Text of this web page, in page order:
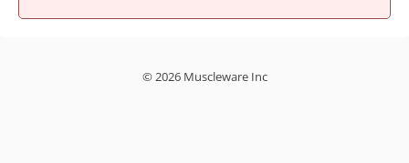
© 2026 Muscleware Inc